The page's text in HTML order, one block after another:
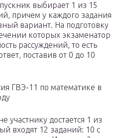
выбирает 1 из 15
причем у каждого задания
вариант. На подготовку
которых экзаменатор
рассуждений, то есть
поставив от 0 до 10
ГВЭ-11 по математике в
участнику достается 1 из
входят 12 заданий: 10 с